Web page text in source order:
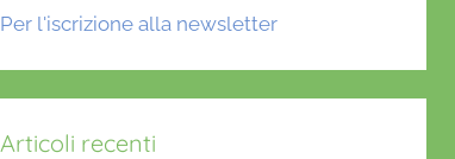
Per l'iscrizione alla newsletter
Articoli recenti